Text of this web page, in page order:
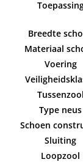
Breedte
Materiaal
Voering
Tussenzool
Type neus
Schoen
Sluiting
Loopzool